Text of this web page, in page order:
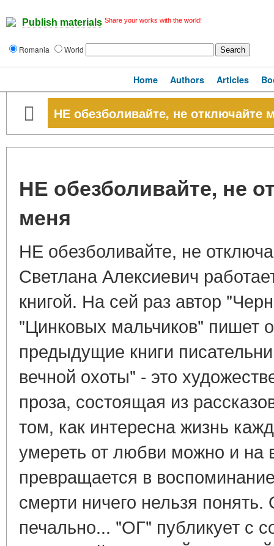
Publish materials Share your works with the world!
Romania World
Home Authors Articles
НЕ обезболивайте, не отключайте
НЕ обезболивайте, не
меня
НЕ обезболивайте, не
Светлана Алексиевич
книгой. На сей раз автор
"Цинковых мальчиков" пишет
предыдущие книги
вечной охоты" - это
проза, состоящая из
том, как интересна жизнь
умереть от любви можно и на
превращается в
смерти ничего нельзя
печально... "ОГ" публикует с